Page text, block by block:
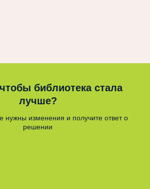
библиотека стала
лучше?
нужны изменения и получите ответ о
решении